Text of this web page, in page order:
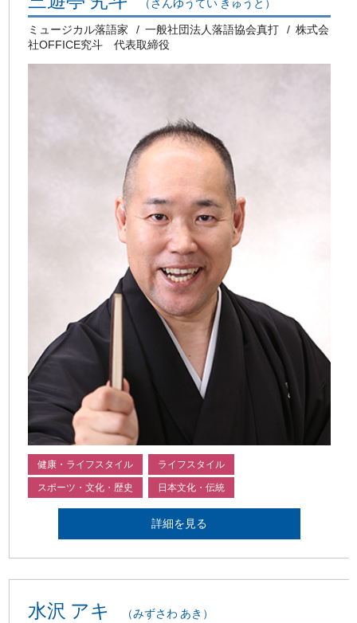
ミュージカル落語家 一般社団法人落語協会真打
株式会
社OFFICE究斗 代表取締役
健康・ライフスタイル ライフスタイル
スポーツ・文化・歴史 日本文化・伝統
詳細を見る
水沢 アキ （みずさわ あき）